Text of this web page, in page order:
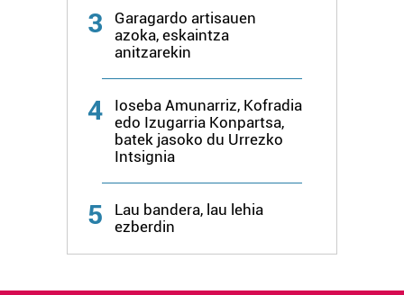
3
Garagardo artisauen
azoka, eskaintza
anitzarekin
4
Ioseba Amunarriz, Kofradia
edo Izugarria Konpartsa,
batek jasoko du Urrezko
Intsignia
5
Lau bandera, lau lehia
ezberdin